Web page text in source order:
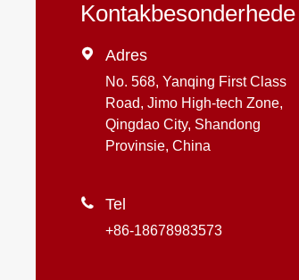
Kontakbesonderhede
 Adres
No. 568, Yanqing First Class
Road, Jimo High-tech Zone,
Qingdao City, Shandong
Provinsie, China
 Tel
+86-18678983573